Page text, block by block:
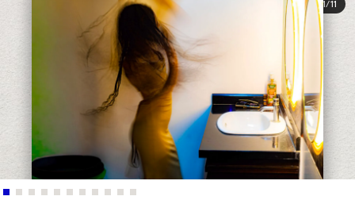
1/11